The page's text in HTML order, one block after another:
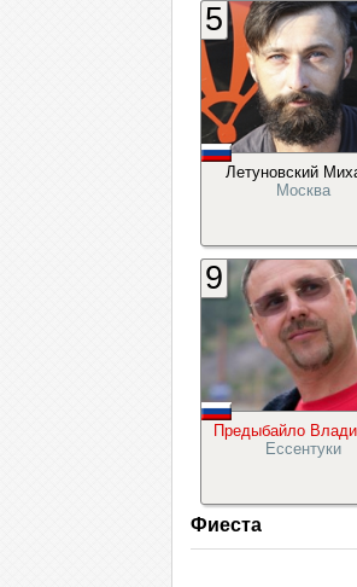
Летуновский
Москва
5
Предыбайло
Ессентуки
9
Фиеста